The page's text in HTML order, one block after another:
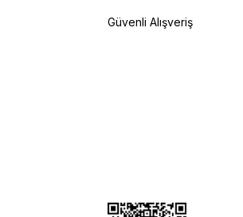
Güvenli Alışveriş